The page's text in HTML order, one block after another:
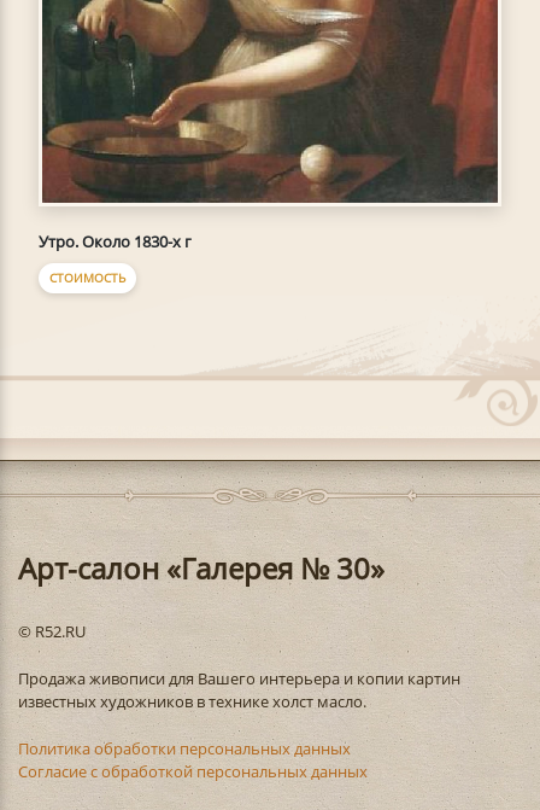
Утро. Около 1830-х г
СТОИМОСТЬ
Арт-салон «Галерея № 30»
© R52.RU
Продажа живописи для Вашего интерьера и копии картин
известных художников в технике холст масло.
Политика обработки персональных данных
Согласие с обработкой персональных данных